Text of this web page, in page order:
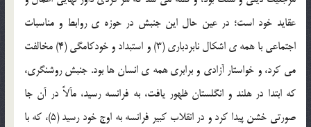
عقايد خود است؛ در عين حال اين جنبش در حوزه ي روابط و مناسبات
اجتماعي با همه ي اشكال نابردباري (3) و استبداد و خودكامگي (4) مخالفت
مي كرد، و خواستار آزادي و برابري همه ي انسان ها بود. جنبش روشنگري،
كه ابتدا در هلند و انگلستان ظهور يافت‌، به فرانسه رسيد، مآلاً در آن جا
صورتي خشن پيدا كرد و در انقلاب كبير فرانسه به اوج خود رسيد (5)، كه با